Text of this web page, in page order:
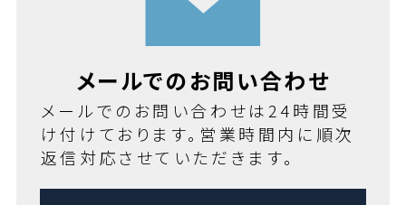
メールでのお問い合わせ
メールでのお問い合わせは24時間受
け付けております。営業時間内に順次
返信対応させていただきます。